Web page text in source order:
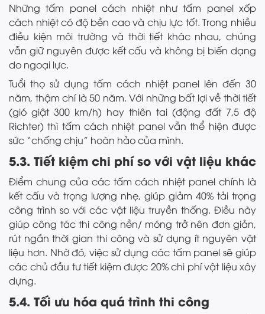
Những tấm panel cách nhiệt như tấm panel xốp
cách nhiệt có độ bền cao và chịu lực tốt. Trong nhiều
điều kiện môi trường và thời tiết khác nhau, chúng
vẫn giữ nguyên được kết cấu và không bị biến dạng
do ngoại lực.
Tuổi thọ sử dụng tấm cách nhiệt panel lên đến 30
năm, thậm chí là 50 năm. Với những bất lợi về thời tiết
(gió giật 300 km/h) hay thiên tai (động đất 7,5 độ
Richter) thì tấm cách nhiệt panel vẫn thể hiện được
sức “chống chịu” hoàn hảo của mình.
5.3. Tiết kiệm chi phí so với vật liệu khác
Điểm chung của các tấm cách nhiệt panel chính là
kết cấu và trọng lượng nhẹ, giúp giảm 40% tải trọng
công trình so với các vật liệu truyền thống. Điều này
giúp công tác thi công nền/ móng trở nên đơn giản,
rút ngắn thời gian thi công và sử dụng ít nguyên vật
liệu hơn. Nhờ đó, việc sử dụng các tấm panel sẽ giúp
các chủ đầu tư tiết kiệm được 20% chi phí vật liệu xây
dựng.
5.4. Tối ưu hóa quá trình thi công